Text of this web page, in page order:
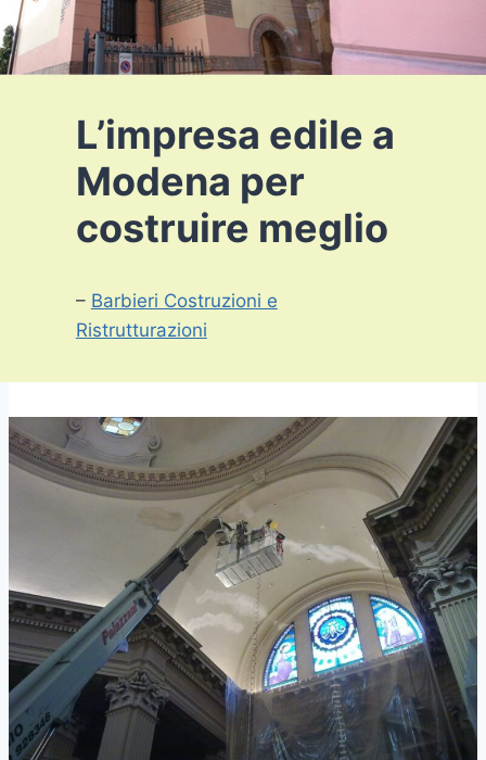
L’impresa edile a
Modena per
costruire meglio
– Barbieri Costruzioni e
Ristrutturazioni